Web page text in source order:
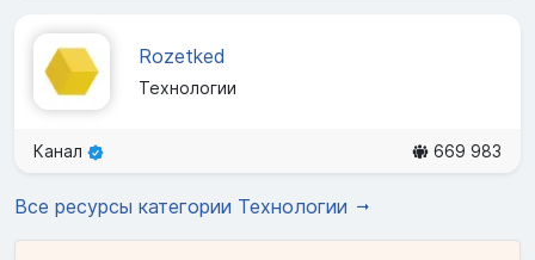
Rozetked
Технологии
Канал 669 983
Все ресурсы категории Технологии